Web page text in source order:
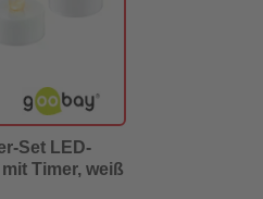
Set LED-
Timer, weiß